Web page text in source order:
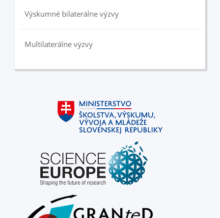
Výskumné bilaterálne výzvy
Multilaterálne výzvy